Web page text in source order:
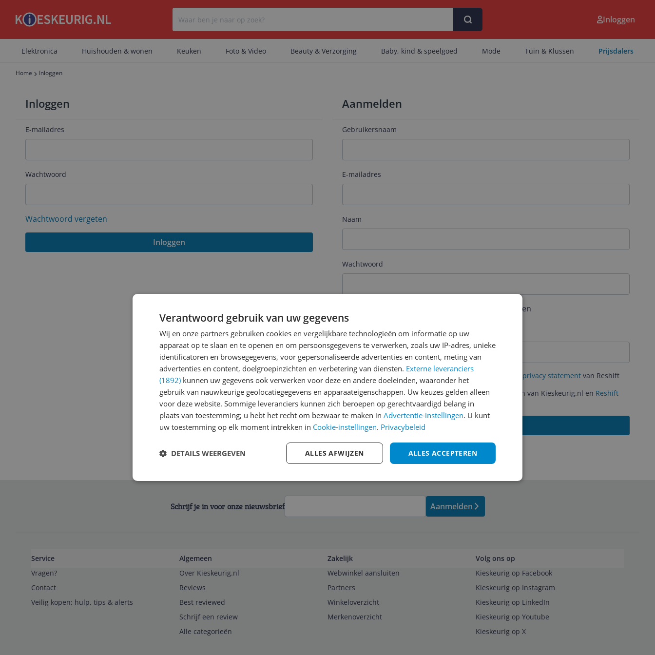
Er zijn geen producten gevonden.
Inloggen
Elektronica Huishouden & wonen Keuken Foto & Video Beauty & Verzorging Baby, kind & speelgoed Mode Tuin & Klussen Prijsdalers
Home Inloggen
Inloggen
E-mailadres
Wachtwoord
Wachtwoord vergeten
Inloggen
Aanmelden
Gebruikersnaam
E-mailadres
Naam
Wachtwoord
Je wachtwoord moet minimaal 6 karakters bevatten
Wachtwoord herhalen
Ik ga akkoord met de Algemene Voorwaarden privacy statement van Reshift
Ik ontvang graag interessante acties en aanbiedingen van Kieskeurig.nl en Reshift
Digitalvia e-mail
Schrijf je in voor onze nieuwsbrief Aanmelden
Service
Vragen?
Contact
Veilig kopen; hulp, tips & alerts
Algemeen
Over Kieskeurig.nl
Reviews
Best reviewed
Schrijf een review
Alle categorieën
Zakelijk
Webwinkel aansluiten
Partners
Winkeloverzicht
Merkenoverzicht
Volg ons op
Kieskeurig op Facebook
Kieskeurig op Instagram
Kieskeurig op LinkedIn
Kieskeurig op Youtube
Kieskeurig op X
Verantwoord gebruik van uw gegevens
Wij en onze partners gebruiken cookies en vergelijkbare technologieën om informatie op uw
apparaat op te slaan en te openen en om persoonsgegevens te verwerken, zoals uw IP-adres, unieke
identificatoren en browsegegevens, voor gepersonaliseerde advertenties en content, meting van
advertenties en content, doelgroepinzichten en verbetering van diensten. Externe leveranciers
(1892) kunnen uw gegevens ook verwerken voor deze en andere doeleinden, waaronder het
gebruik van nauwkeurige geolocatiegegevens en apparaateigenschappen. Uw keuzes gelden alleen
voor deze website. Sommige leveranciers kunnen zich beroepen op gerechtvaardigd belang in
plaats van toestemming; u hebt het recht om bezwaar te maken in Advertentie-instellingen. U kunt
uw toestemming op elk moment intrekken in Cookie-instellingen. Privacybeleid
ALLES ACCEPTEREN
ALLES AFWIJZEN
DETAILS WEERGEVEN